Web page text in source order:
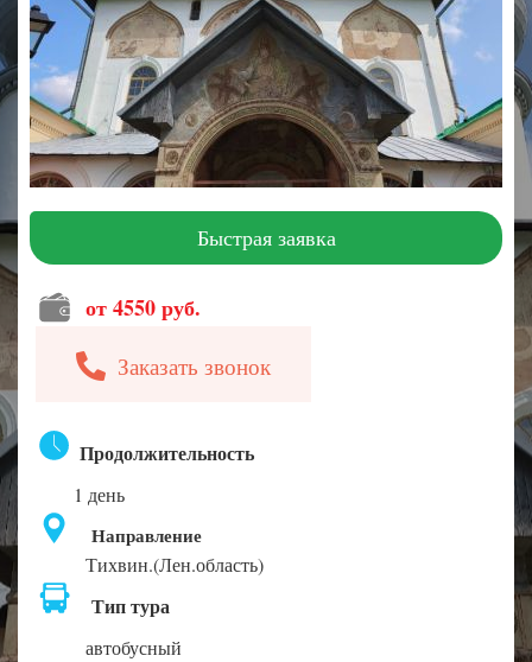
Быстрая заявка
от 4550 руб.
Заказать звонок
Продолжительность
1 день
Направление
Тихвин.(Лен.область)
Тип тура
автобусный